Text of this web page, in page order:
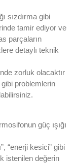
sızdırma gibi
tamir ediyor ve
parçaların
detaylı teknik
zorluk olacaktır
problemlerin
güç ışığı
“enerji kesici” gibi
istenilen değerin